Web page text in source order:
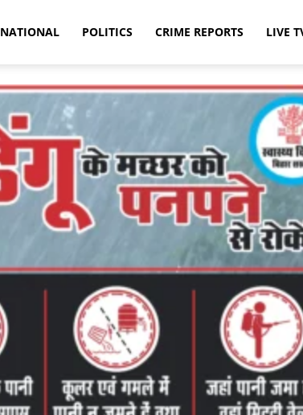
NATIONAL POLITICS CRIME REPORTS LIVE